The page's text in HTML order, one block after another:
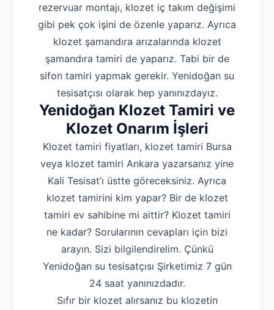
rezervuar montajı, klozet iç takım değişimi
gibi pek çok işini de özenle yaparız. Ayrıca
klozet şamandıra arızalarında klozet
şamandıra tamiri de yaparız. Tabi bir de
sifon tamiri yapmak gerekir. Yenidoğan su
tesisatçısı olarak hep yanınızdayız.
Yenidoğan Klozet Tamiri ve
Klozet Onarım İşleri
Klozet tamiri fiyatları, klozet tamiri Bursa
veya klozet tamiri Ankara yazarsanız yine
Kali Tesisat’ı üstte göreceksiniz. Ayrıca
klozet tamirini kim yapar? Bir de klozet
tamiri ev sahibine mi aittir? Klozet tamiri
ne kadar? Sorularının cevapları için bizi
arayın. Sizi bilgilendirelim. Çünkü
Yenidoğan su tesisatçısı Şirketimiz 7 gün
24 saat yanınızdadır.
Sıfır bir klozet alırsanız bu klozetin